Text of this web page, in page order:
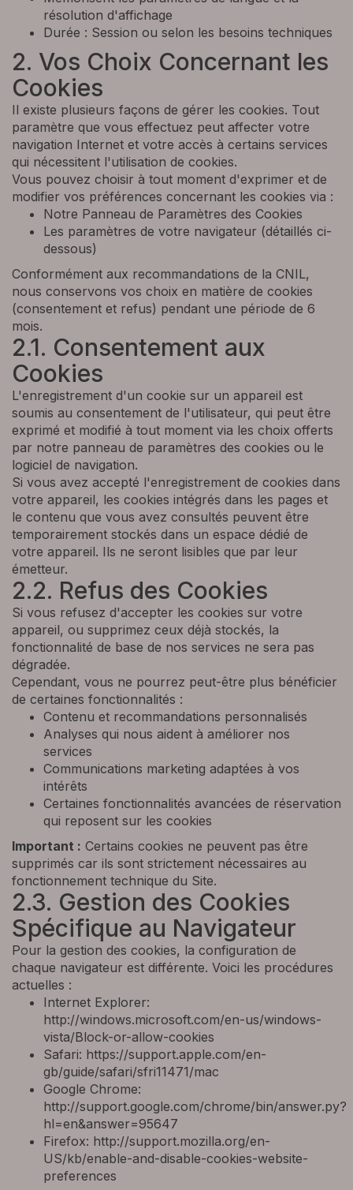
résolution d'affichage
Durée : Session ou selon les besoins techniques
2. Vos Choix Concernant les
Cookies
Il existe plusieurs façons de gérer les cookies. Tout
paramètre que vous effectuez peut affecter votre
navigation Internet et votre accès à certains services
qui nécessitent l'utilisation de cookies.
Vous pouvez choisir à tout moment d'exprimer et de
modifier vos préférences concernant les cookies via :
Notre Panneau de Paramètres des Cookies
Les paramètres de votre navigateur (détaillés ci-
dessous)
Conformément aux recommandations de la CNIL,
nous conservons vos choix en matière de cookies
(consentement et refus) pendant une période de 6
mois.
2.1. Consentement aux
Cookies
L'enregistrement d'un cookie sur un appareil est
soumis au consentement de l'utilisateur, qui peut être
exprimé et modifié à tout moment via les choix offerts
par notre panneau de paramètres des cookies ou le
logiciel de navigation.
Si vous avez accepté l'enregistrement de cookies dans
votre appareil, les cookies intégrés dans les pages et
le contenu que vous avez consultés peuvent être
temporairement stockés dans un espace dédié de
votre appareil. Ils ne seront lisibles que par leur
émetteur.
2.2. Refus des Cookies
Si vous refusez d'accepter les cookies sur votre
appareil, ou supprimez ceux déjà stockés, la
fonctionnalité de base de nos services ne sera pas
dégradée.
Cependant, vous ne pourrez peut-être plus bénéficier
de certaines fonctionnalités :
Contenu et recommandations personnalisés
Analyses qui nous aident à améliorer nos
services
Communications marketing adaptées à vos
intérêts
Certaines fonctionnalités avancées de réservation
qui reposent sur les cookies
Important : Certains cookies ne peuvent pas être
supprimés car ils sont strictement nécessaires au
fonctionnement technique du Site.
2.3. Gestion des Cookies
Spécifique au Navigateur
Pour la gestion des cookies, la configuration de
chaque navigateur est différente. Voici les procédures
actuelles :
Internet Explorer:
http://windows.microsoft.com/en-us/windows-
vista/Block-or-allow-cookies
Safari: https://support.apple.com/en-
gb/guide/safari/sfri11471/mac
Google Chrome:
http://support.google.com/chrome/bin/answer.py?
hl=en&answer=95647
Firefox: http://support.mozilla.org/en-
US/kb/enable-and-disable-cookies-website-
preferences